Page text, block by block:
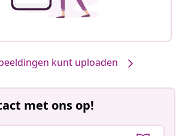
kunt uploaden
met ons op!